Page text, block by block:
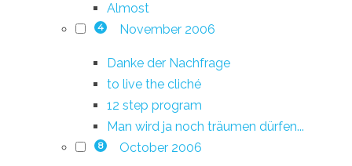
Almost
4 November 2006
Danke der Nachfrage
to live the cliché
12 step program
Man wird ja noch träumen dürfen...
8 October 2006